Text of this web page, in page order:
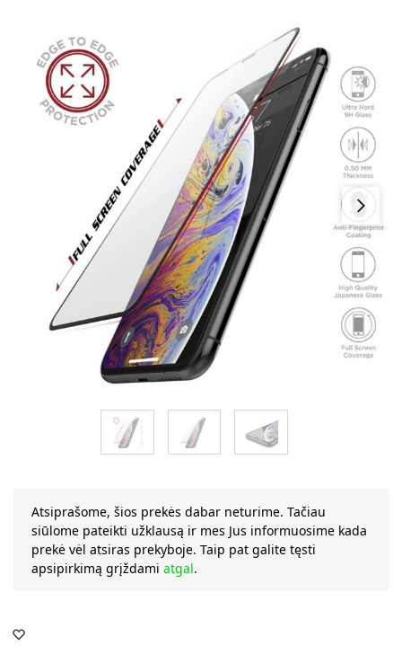
Atsiprašome, šios prekės dabar neturime. Tačiau
siūlome pateikti užklausą ir mes Jus informuosime kada
prekė vėl atsiras prekyboje. Taip pat galite tęsti
apsipirkimą grįždami atgal.